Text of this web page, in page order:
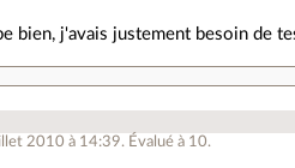
bien, j'avais justement besoin de
2010 à 14:39. Évalué à 10.